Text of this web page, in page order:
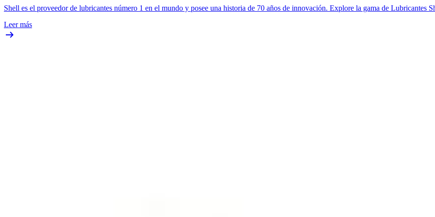
Shell es el proveedor de lubricantes número 1 en el mundo y posee una historia de 70 años de innovación. Explore la gama de Lubricantes
Leer más